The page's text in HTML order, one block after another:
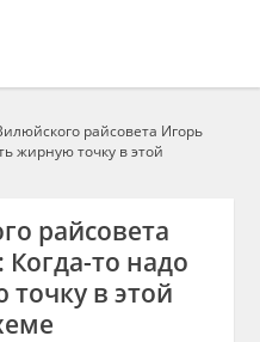
райсовета Игорь
жирную точку в этой
райсовета
то надо
в этой